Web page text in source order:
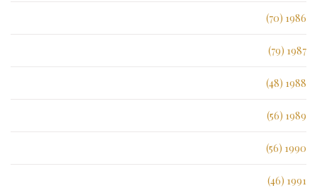
1986 (70)
1987 (79)
1988 (48)
1989 (56)
1990 (56)
1991 (46)